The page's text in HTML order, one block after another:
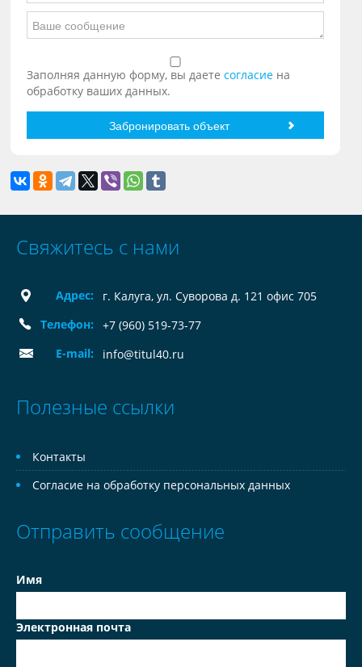
Заполняя данную форму, вы даетесогласие на
обработку ваших данных.
Свяжитесь с нами
Адрес:
г. Калуга, ул. Суворова д. 121 офис 705
Телефон:
+7 (960) 519-73-77
E-mail:
info@titul40.ru
Полезные ссылки
Контакты
Согласие на обработку персональных данных
Отправить сообщение
Имя
Электронная почта